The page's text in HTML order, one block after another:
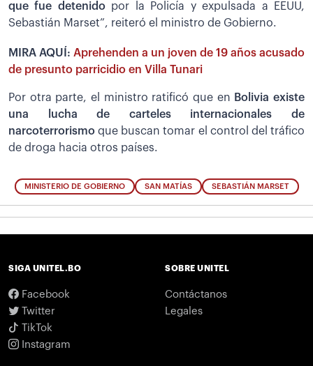
que fue detenido por la Policía y expulsada a EEUU,
Sebastián Marset”, reiteró el ministro de Gobierno.
MIRA AQUÍ: Aprehenden a un joven de 19 años acusado
de presunto parricidio en Villa Tunari
Por otra parte, el ministro ratificó que en Bolivia existe
una lucha de carteles internacionales de
narcoterrorismo que buscan tomar el control del tráfico
de droga hacia otros países.
MINISTERIO DE GOBIERNO SAN MATÍAS SEBASTIÁN MARSET
SIGA UNITEL.BO
Facebook
Twitter
TikTok
Instagram
SOBRE UNITEL
Contáctanos
Legales